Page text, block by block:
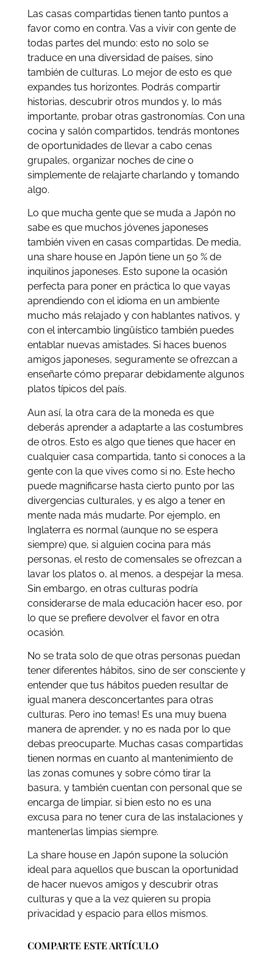
Las casas compartidas tienen tanto puntos a
favor como en contra. Vas a vivir con gente de
todas partes del mundo: esto no solo se
traduce en una diversidad de países, sino
también de culturas. Lo mejor de esto es que
expandes tus horizontes. Podrás compartir
historias, descubrir otros mundos y, lo más
importante, probar otras gastronomías. Con una
cocina y salón compartidos, tendrás montones
de oportunidades de llevar a cabo cenas
grupales, organizar noches de cine o
simplemente de relajarte charlando y tomando
algo.
Lo que mucha gente que se muda a Japón no
sabe es que muchos jóvenes japoneses
también viven en casas compartidas. De media,
una share house en Japón tiene un 50 % de
inquilinos japoneses. Esto supone la ocasión
perfecta para poner en práctica lo que vayas
aprendiendo con el idioma en un ambiente
mucho más relajado y con hablantes nativos, y
con el intercambio lingüístico también puedes
entablar nuevas amistades. Si haces buenos
amigos japoneses, seguramente se ofrezcan a
enseñarte cómo preparar debidamente algunos
platos típicos del país.
Aun así, la otra cara de la moneda es que
deberás aprender a adaptarte a las costumbres
de otros. Esto es algo que tienes que hacer en
cualquier casa compartida, tanto si conoces a la
gente con la que vives como si no. Este hecho
puede magnificarse hasta cierto punto por las
divergencias culturales, y es algo a tener en
mente nada más mudarte. Por ejemplo, en
Inglaterra es normal (aunque no se espera
siempre) que, si alguien cocina para más
personas, el resto de comensales se ofrezcan a
lavar los platos o, al menos, a despejar la mesa.
Sin embargo, en otras culturas podría
considerarse de mala educación hacer eso, por
lo que se prefiere devolver el favor en otra
ocasión.
No se trata solo de que otras personas puedan
tener diferentes hábitos, sino de ser consciente y
entender que tus hábitos pueden resultar de
igual manera desconcertantes para otras
culturas. Pero ¡no temas! Es una muy buena
manera de aprender, y no es nada por lo que
debas preocuparte. Muchas casas compartidas
tienen normas en cuanto al mantenimiento de
las zonas comunes y sobre cómo tirar la
basura, y también cuentan con personal que se
encarga de limpiar, si bien esto no es una
excusa para no tener cura de las instalaciones y
mantenerlas limpias siempre.
La share house en Japón supone la solución
ideal para aquellos que buscan la oportunidad
de hacer nuevos amigos y descubrir otras
culturas y que a la vez quieren su propia
privacidad y espacio para ellos mismos.
COMPARTE ESTE ARTÍCULO